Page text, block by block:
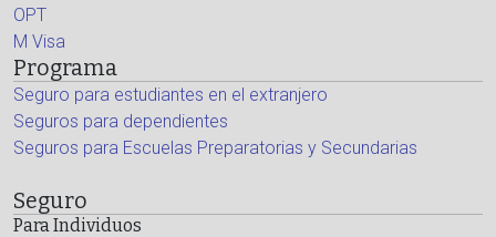
OPT
M Visa
Programa
Seguro para estudiantes en el extranjero
Seguros para dependientes
Seguros para Escuelas Preparatorias y Secundarias
Seguro
Para Individuos